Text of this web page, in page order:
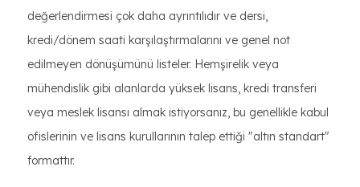
değerlendirmesi çok daha ayrıntılıdır ve dersi,
kredi/dönem saati karşılaştırmalarını ve genel not
edilmeyen dönüşümünü listeler. Hemşirelik veya
mühendislik gibi alanlarda yüksek lisans, kredi transferi
veya meslek lisansı almak istiyorsanız, bu genellikle kabul
ofislerinin ve lisans kurullarının talep ettiği "altın standart"
formattır.